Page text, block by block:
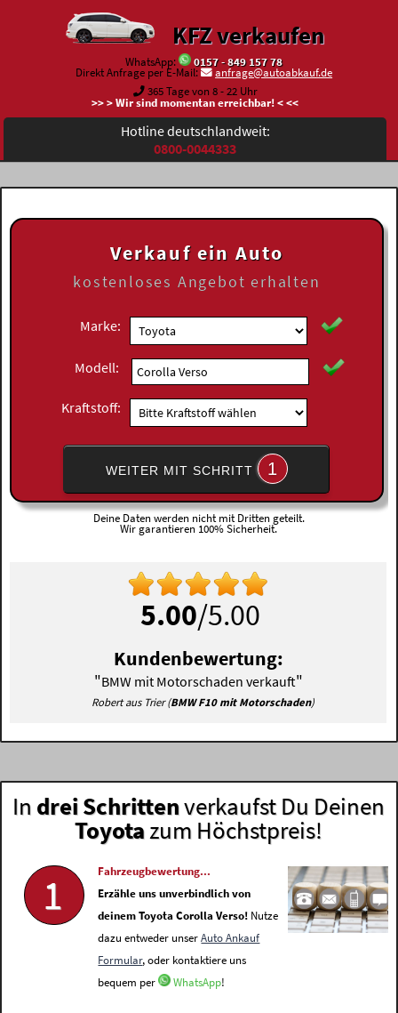
KFZ verkaufen
WhatsApp:
0157 - 849 157 78
Direkt Anfrage per E-Mail:
anfrage@autoabkauf.de
365 Tage von 8 - 22 Uhr
>> > Wir sind momentan erreichbar! < <<
Hotline deutschlandweit:
0800-0044333
Verkauf ein Auto
kostenloses Angebot erhalten
Marke:
Modell:
Kraftstoff:
WEITER MIT SCHRITT 1
Deine Daten werden nicht mit Dritten geteilt.
Wir garantieren 100% Sicherheit.
5.00/5.00
Kundenbewertung:
"BMW mit Motorschaden verkauft"
Robert aus Trier (BMW F10 mit Motorschaden)
In drei Schrittenverkaufst Du Deinen
Toyotazum Höchstpreis!
1
Fahrzeugbewertung...
Erzähle uns unverbindlich von
deinem Toyota Corolla Verso! Nutze
dazu entweder unserAuto Ankauf
Formular, oder kontaktiere uns
bequem per
WhatsApp!